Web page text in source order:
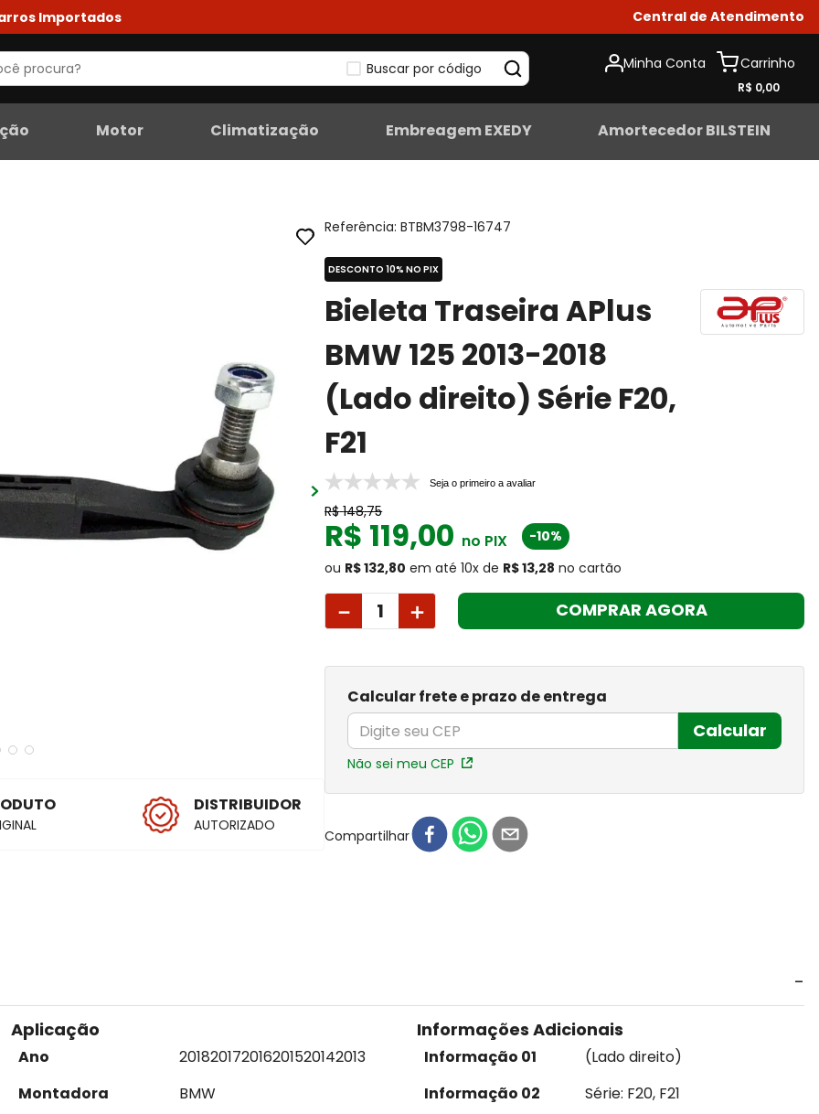
Importados Central de Atendimento
Buscar por código Minha Conta
R$ 0,00
Motor Climatização Embreagem EXEDY Amortecedor BILSTEIN
DISTRIBUIDOR
AUTORIZADO
Referência:BTBM3798-16747
DESCONTO 10% NO PIX
Bieleta Traseira APlus
BMW 125 2013-2018
(Lado direito) Série F20,
F21
Seja o primeiro a avaliar
R$ 148,75
R$ 119,00 no PIX
-10%
ou R$ 132,80 em até 10x de R$ 13,28 no cartão
＋
－ COMPRAR AGORA
Calcular frete e prazo de entrega
Calcular
Não sei meu CEP
Compartilhar
Aplicação
Ano 201820172016201520142013
Montadora
BMW
Informações Adicionais
Informação 01
(Lado direito)
Informação 02
Série: F20, F21